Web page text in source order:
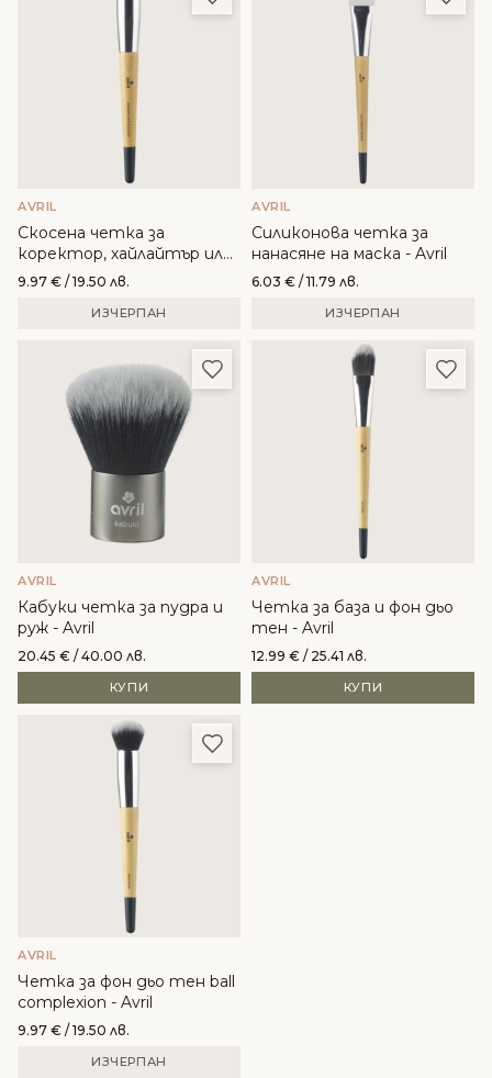
AVRIL
Скосена четка за
коректор, хайлайтър или
руж - Complexion & powder
9.97 € / 19.50 лв.
ИЗЧЕРПАН
AVRIL
Силиконова четка за
нанасяне на маска - Avril
6.03 € / 11.79 лв.
ИЗЧЕРПАН
Добави в любими
AVRIL
Кабуки четка за пудра и
руж - Avril
20.45 € / 40.00 лв.
КУПИ
AVRIL
Четка за база и фон дьо
тен - Avril
12.99 € / 25.41 лв.
КУПИ
Добави в любими
AVRIL
Четка за фон дьо тен ball
complexion - Avril
9.97 € / 19.50 лв.
ИЗЧЕРПАН